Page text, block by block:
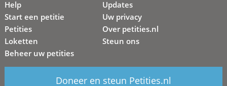
Help
Start een petitie
Petities
Loketten
Beheer uw petities
Updates
Uw privacy
Over petities.nl
Steun ons
Doneer en steun Petities.nl